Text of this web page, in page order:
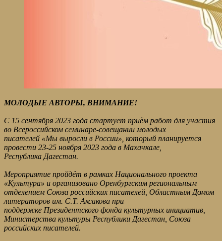
МОЛОДЫЕ АВТОРЫ, ВНИМАНИЕ!
С 15 сентября 2023 года стартует приём работ для участия
во Всероссийском семинаре-совещании молодых
писателей «Мы выросли в России», который планируется
провести 23-25 ноября 2023 года в Махачкале,
Республика Дагестан.
Мероприятие пройдёт в рамках Национального проекта
«Культура» и организовано Оренбургским региональным
отделением Союза российских писателей, Областным Домом
литераторов им. С.Т. Аксакова при
поддержке Президентского фонда культурных инициатив,
Министерства культуры Республики Дагестан, Союза
российских писателей.